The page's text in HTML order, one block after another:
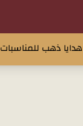
هدايا ذهب للمناسبات